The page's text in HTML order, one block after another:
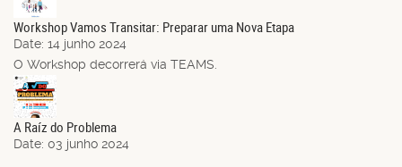
Jun.
Workshop Vamos Transitar: Preparar uma Nova Etapa
Date: 14 junho 2024
O Workshop decorrerá via TEAMS.
03
Jun.
A Raíz do Problema
Date: 03 junho 2024